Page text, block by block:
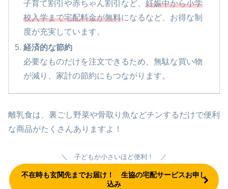
子育て割引や赤ちゃん割引など、妊娠中から小学
校入学まで宅配料金が無料になるなど、お得な制
度が充実しています。
経済的な節約
必要なものだけを注文できるため、無駄な買い物
が減り、家計の節約にもつながります。
離乳食は、裏ごし野菜や骨取り魚などチンするだけで便利
な商品がたくさんありますよ！
＼ 子どもが小さいほど便利！ ／
不在時も玄関先までお届け！ 生協の宅配サービスお申し
込み